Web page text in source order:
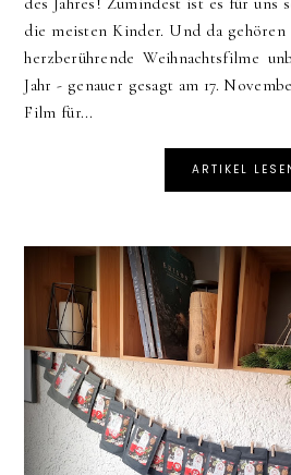
die meisten Kinder. Und da gehören
herzberührende Weihnachtsfilme
Jahr - genauer gesagt am 17.
Film für...
ARTIKEL